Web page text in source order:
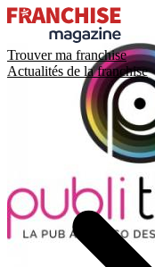
Trouver ma franchise
Actualités de la franchise